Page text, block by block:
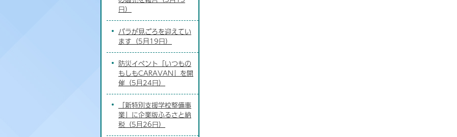
日）
バラが見ごろを迎えてい
ます（5月19日）
防災イベント「いつもの
もしもCARAVAN」を開
催（5月24日）
「新特別支援学校整備事
業」に企業版ふるさと納
税（5月26日）